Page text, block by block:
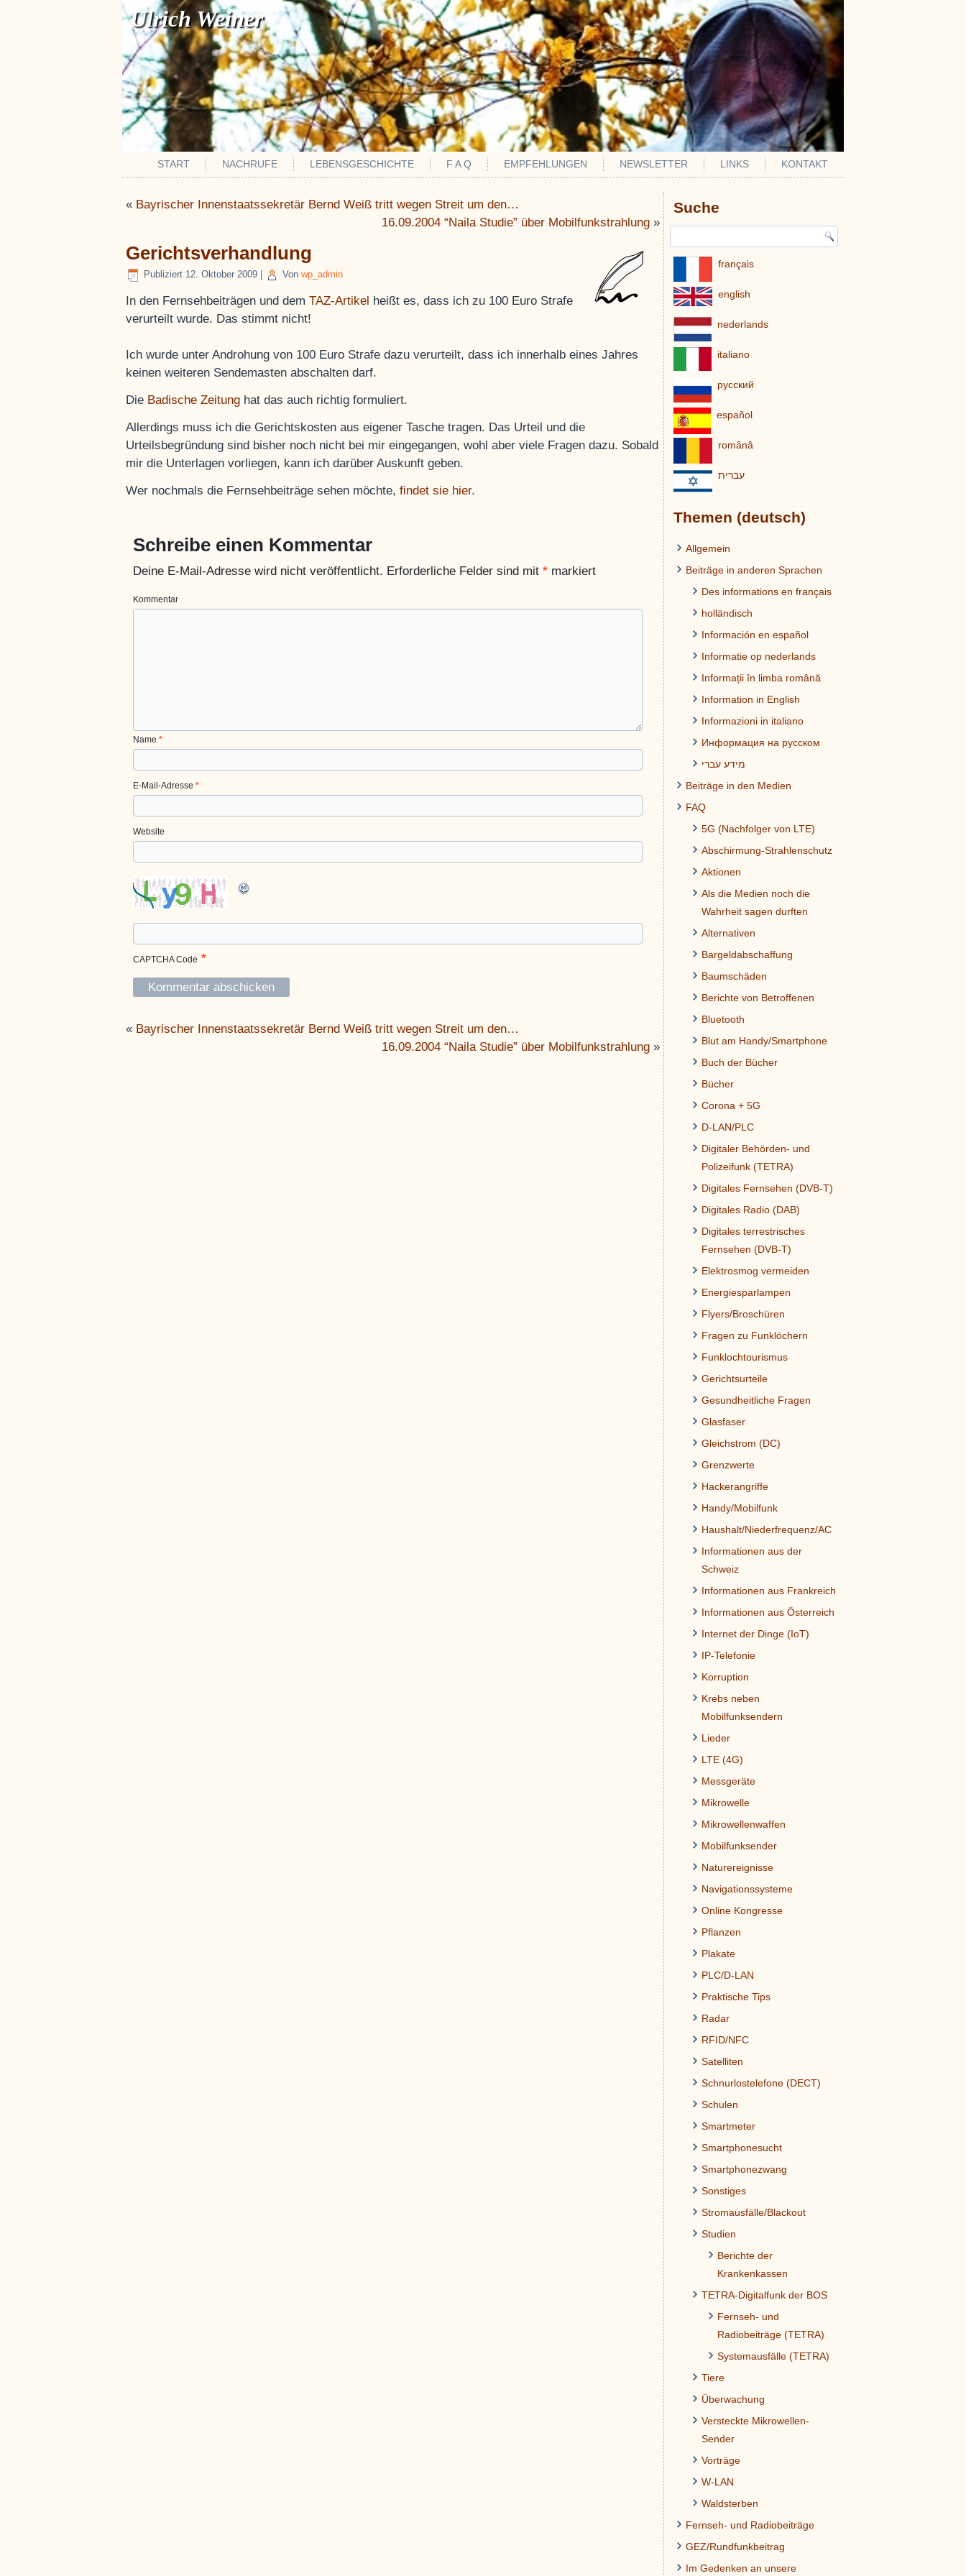
Ulrich Weiner
START NACHRUFE LEBENSGESCHICHTE F A Q EMPFEHLUNGEN NEWSLETTER LINKS KONTAKT
« Bayrischer Innenstaatssekretär Bernd Weiß tritt wegen Streit um den…
16.09.2004 “Naila Studie” über Mobilfunkstrahlung »
Gerichtsverhandlung
Publiziert 12. Oktober 2009 Von wp_admin
In den Fernsehbeiträgen und dem TAZ-Artikel heißt es, dass ich zu 100 Euro Strafe
verurteilt wurde. Das stimmt nicht!
Ich wurde unter Androhung von 100 Euro Strafe dazu verurteilt, dass ich innerhalb eines Jahres
keinen weiteren Sendemasten abschalten darf.
Die Badische Zeitung hat das auch richtig formuliert.
Allerdings muss ich die Gerichtskosten aus eigener Tasche tragen. Das Urteil und die
Urteilsbegründung sind bisher noch nicht bei mir eingegangen, wohl aber viele Fragen dazu. Sobald
mir die Unterlagen vorliegen, kann ich darüber Auskunft geben.
Wer nochmals die Fernsehbeiträge sehen möchte, findet sie hier.
Schreibe einen Kommentar
Deine E-Mail-Adresse wird nicht veröffentlicht. Erforderliche Felder sind mit * markiert
Kommentar
Name *
E-Mail-Adresse *
Website
CAPTCHA Code *
« Bayrischer Innenstaatssekretär Bernd Weiß tritt wegen Streit um den…
16.09.2004 “Naila Studie” über Mobilfunkstrahlung »
Suche
français
english
nederlands
italiano
pусский
español
românâ
עברית
Themen (deutsch)
Allgemein
Beiträge in anderen Sprachen
Des informations en français
holländisch
Información en español
Informatie op nederlands
Informații în limba română
Information in English
Informazioni in italiano
Информация на русском
מידע עברי
Beiträge in den Medien
FAQ
5G (Nachfolger von LTE)
Abschirmung-Strahlenschutz
Aktionen
Als die Medien noch die
Wahrheit sagen durften
Alternativen
Bargeldabschaffung
Baumschäden
Berichte von Betroffenen
Bluetooth
Blut am Handy/Smartphone
Buch der Bücher
Bücher
Corona + 5G
D-LAN/PLC
Digitaler Behörden- und
Polizeifunk (TETRA)
Digitales Fernsehen (DVB-T)
Digitales Radio (DAB)
Digitales terrestrisches
Fernsehen (DVB-T)
Elektrosmog vermeiden
Energiesparlampen
Flyers/Broschüren
Fragen zu Funklöchern
Funklochtourismus
Gerichtsurteile
Gesundheitliche Fragen
Glasfaser
Gleichstrom (DC)
Grenzwerte
Hackerangriffe
Handy/Mobilfunk
Haushalt/Niederfrequenz/AC
Informationen aus der
Schweiz
Informationen aus Frankreich
Informationen aus Österreich
Internet der Dinge (IoT)
IP-Telefonie
Korruption
Krebs neben
Mobilfunksendern
Lieder
LTE (4G)
Messgeräte
Mikrowelle
Mikrowellenwaffen
Mobilfunksender
Naturereignisse
Navigationssysteme
Online Kongresse
Pflanzen
Plakate
PLC/D-LAN
Praktische Tips
Radar
RFID/NFC
Satelliten
Schnurlostelefone (DECT)
Schulen
Smartmeter
Smartphonesucht
Smartphonezwang
Sonstiges
Stromausfälle/Blackout
Studien
Berichte der
Krankenkassen
TETRA-Digitalfunk der BOS
Fernseh- und
Radiobeiträge (TETRA)
Systemausfälle (TETRA)
Tiere
Überwachung
Versteckte Mikrowellen-
Sender
Vorträge
W-LAN
Waldsterben
Fernseh- und Radiobeiträge
GEZ/Rundfunkbeitrag
Im Gedenken an unsere